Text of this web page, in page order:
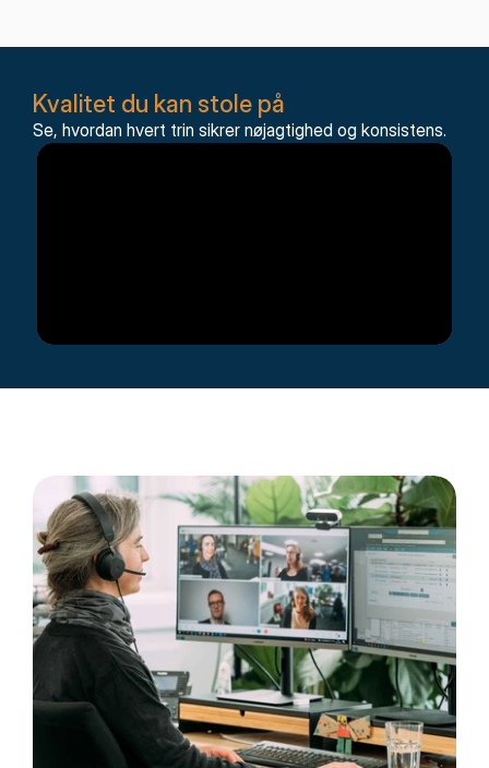
Kvalitet du kan stole på
Se, hvordan hvert trin sikrer nøjagtighed og konsistens.